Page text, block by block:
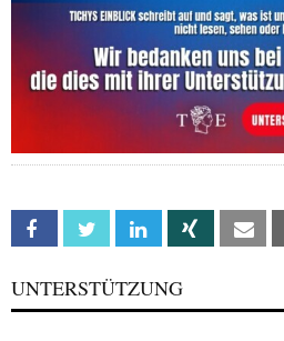
Facebook Twitter Linkedin Xing
UNTERSTÜTZUNG